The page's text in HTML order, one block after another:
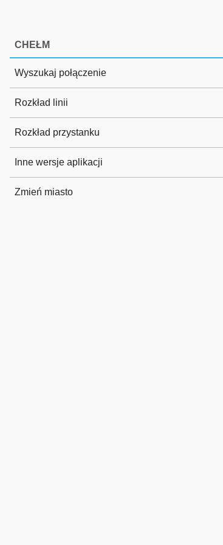
CHEŁM
Wyszukaj połączenie
Rozkład linii
Rozkład przystanku
Inne wersje aplikacji
Zmień miasto